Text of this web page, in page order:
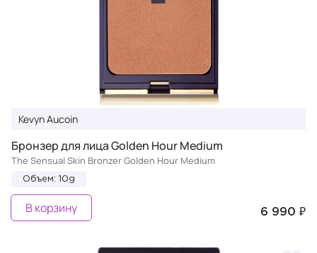
Kevyn Aucoin
Бронзер для лица Golden Hour Medium
The Sensual Skin Bronzer Golden Hour Medium
Объем: 10g
6 990 ₽
В корзину